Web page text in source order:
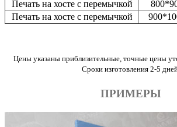
Печать на хосте с перемычкой
Печать на хосте с перемычкой
Цены указаны приблизительные, точные цены
Сроки изготовления 2-5
ПРИМЕРЫ